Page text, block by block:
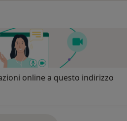
online a questo indirizzo